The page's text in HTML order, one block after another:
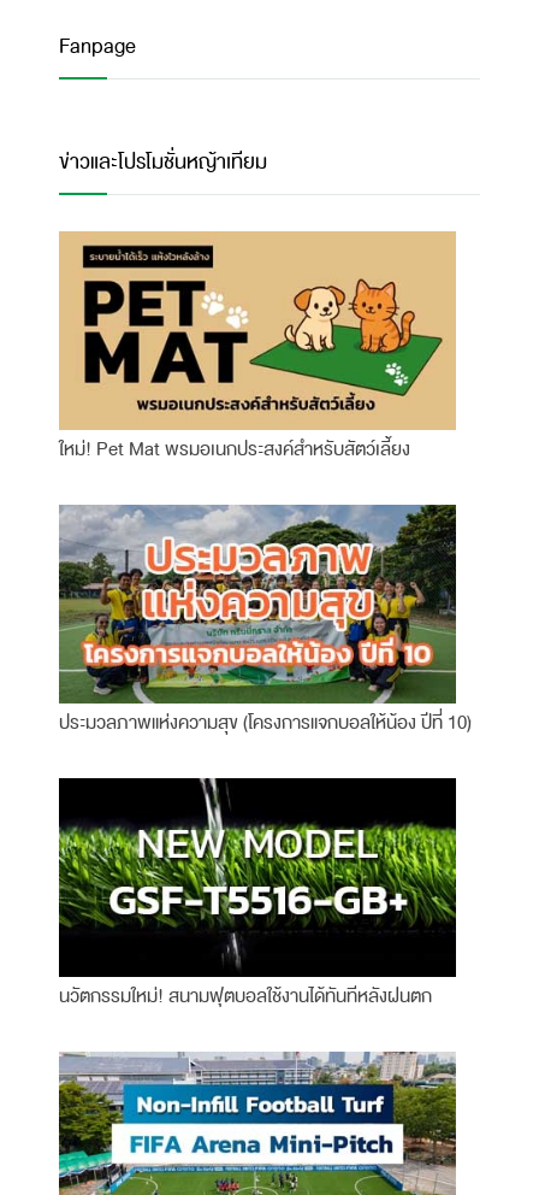
Fanpage
ข่าวและโปรโมชั่นหญ้าเทียม
ใหม่! Pet Mat พรมอเนกประสงค์สำหรับสัตว์เลี้ยง
ประมวลภาพแห่งความสุข (โครงการแจกบอลให้น้อง ปีที่ 10)
นวัตกรรมใหม่! สนามฟุตบอลใช้งานได้ทันทีหลังฝนตก